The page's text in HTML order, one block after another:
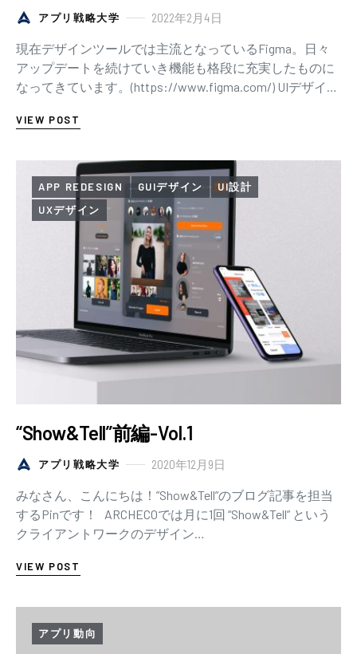
アプリ戦略大学 2022年2月4日
現在デザインツールでは主流となっているFigma。日々
アップデートを続けていき機能も格段に充実したものに
なってきています。(https://www.figma.com/) UIデザイナ
VIEW POST
APP REDESIGN GUIデザイン
UI設計
UXデザイン
“Show&Tell”前編-Vol.1
アプリ戦略大学 2020年12月9日
みなさん、こんにちは！”Show&Tell”のブログ記事を担当
するPinです！ ARCHECOでは月に1回 “Show&Tell” という
クライアントワークのデザイン…
VIEW POST
アプリ動向